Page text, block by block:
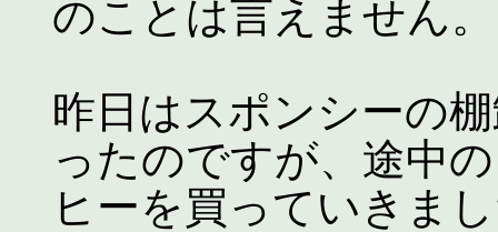
のことは言えません。
昨日はスポンシーの
ったのですが、途中
ヒーを買っていきま